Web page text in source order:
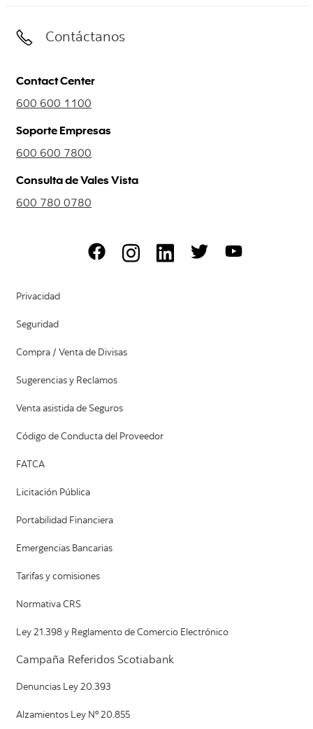
Contáctanos
Contact Center
600 600 1100
Soporte Empresas
600 600 7800
Consulta de Vales Vista
600 780 0780
Privacidad
Seguridad
Compra / Venta de Divisas
Sugerencias y Reclamos
Venta asistida de Seguros
Código de Conducta del Proveedor
FATCA
Licitación Pública
Portabilidad Financiera
Emergencias Bancarias
Tarifas y comisiones
Normativa CRS
Ley 21.398 y Reglamento de Comercio Electrónico
Campaña Referidos Scotiabank
Denuncias Ley 20.393
Alzamientos Ley Nº 20.855